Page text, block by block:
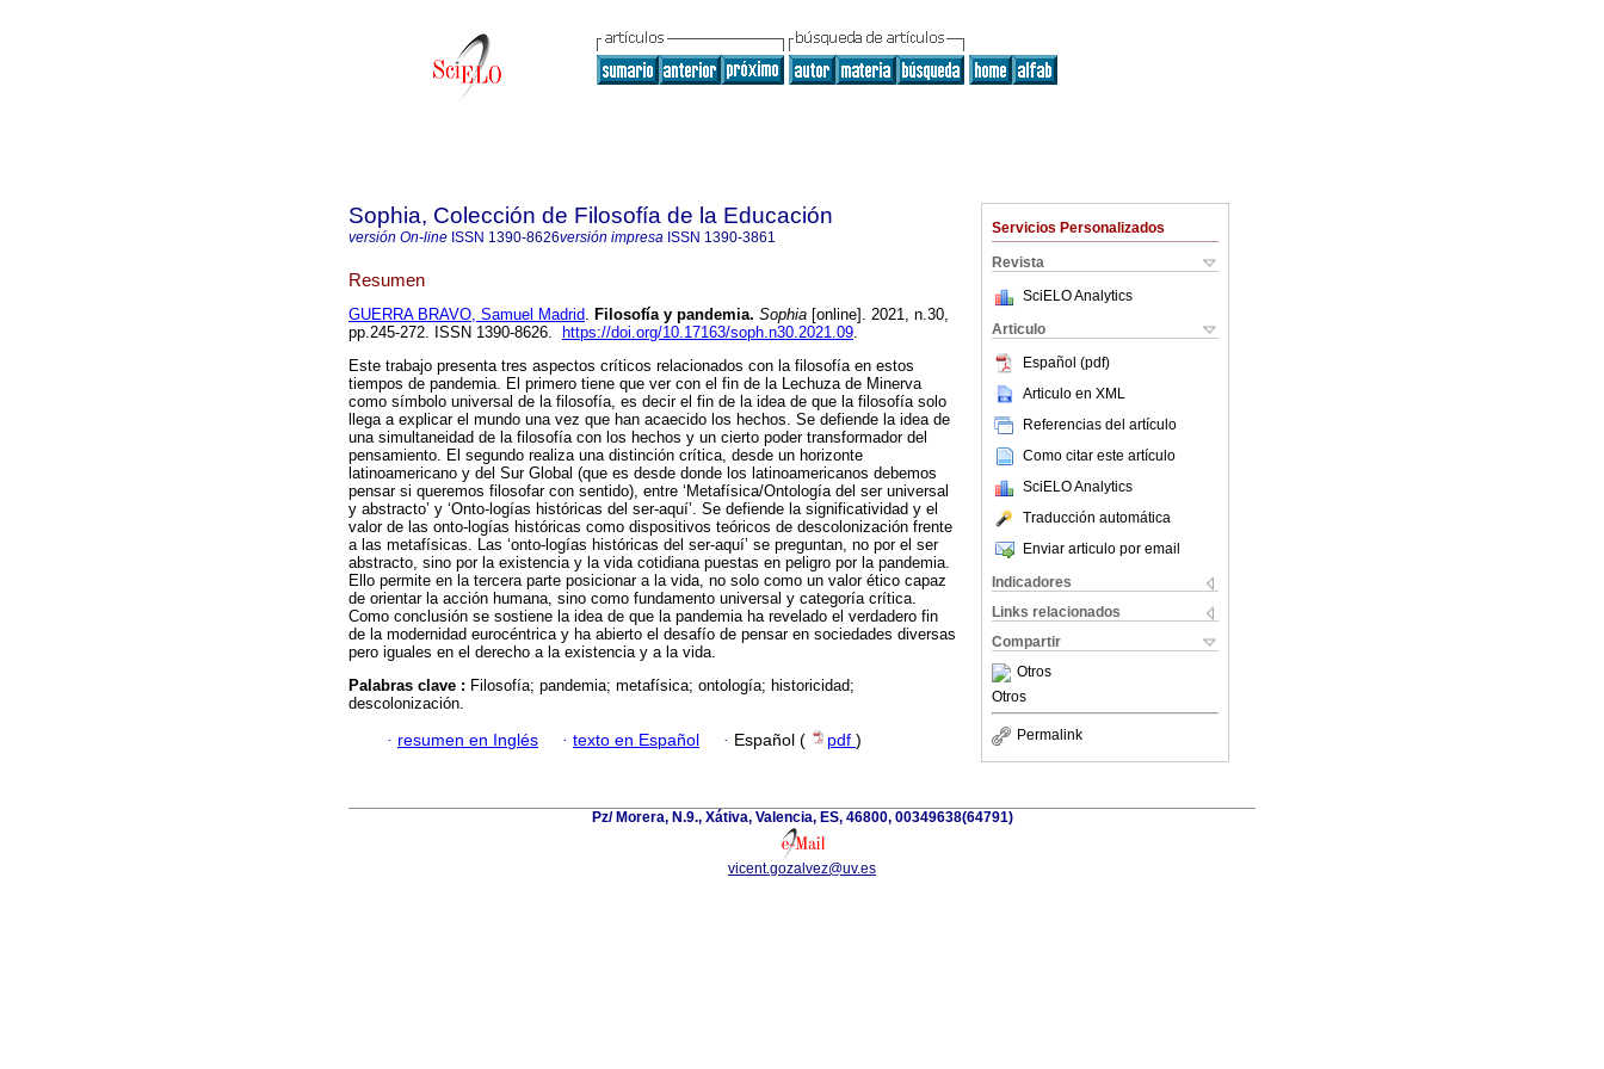
Servicios Personalizados
Revista
SciELO Analytics
Articulo
Español (pdf)
Articulo en XML
Referencias del artículo
Como citar este artículo
SciELO Analytics
Traducción automática
Enviar articulo por email
Indicadores
Links relacionados
Compartir
Otros
Otros
Permalink
Sophia, Colección de Filosofía de la Educación
versión On-line ISSN 1390-8626versión impresa ISSN 1390-3861
Resumen
GUERRA BRAVO, Samuel Madrid. Filosofía y pandemia. Sophia [online]. 2021, n.30,
pp.245-272. ISSN 1390-8626.
https://doi.org/10.17163/soph.n30.2021.09.
Este trabajo presenta tres aspectos críticos relacionados con la filosofía en estos
tiempos de pandemia. El primero tiene que ver con el fin de la Lechuza de Minerva
como símbolo universal de la filosofía, es decir el fin de la idea de que la filosofía solo
llega a explicar el mundo una vez que han acaecido los hechos. Se defiende la idea de
una simultaneidad de la filosofía con los hechos y un cierto poder transformador del
pensamiento. El segundo realiza una distinción crítica, desde un horizonte
latinoamericano y del Sur Global (que es desde donde los latinoamericanos debemos
pensar si queremos filosofar con sentido), entre ‘Metafísica/Ontología del ser universal
y abstracto’ y ‘Onto-logías históricas del ser-aquí’. Se defiende la significatividad y el
valor de las onto-logías históricas como dispositivos teóricos de descolonización frente
a las metafísicas. Las ‘onto-logías históricas del ser-aquí’ se preguntan, no por el ser
abstracto, sino por la existencia y la vida cotidiana puestas en peligro por la pandemia.
Ello permite en la tercera parte posicionar a la vida, no solo como un valor ético capaz
de orientar la acción humana, sino como fundamento universal y categoría crítica.
Como conclusión se sostiene la idea de que la pandemia ha revelado el verdadero fin
de la modernidad eurocéntrica y ha abierto el desafío de pensar en sociedades diversas
pero iguales en el derecho a la existencia y a la vida.
Palabras clave : Filosofía; pandemia; metafísica; ontología; historicidad;
descolonización.
· resumen en Inglés · texto en Español · Español ( pdf )
Pz/ Morera, N.9., Xátiva, Valencia, ES, 46800, 00349638(64791)
vicent.gozalvez@uv.es